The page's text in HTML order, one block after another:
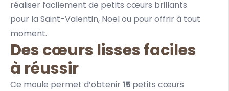
réaliser facilement de petits cœurs brillants
pour la Saint-Valentin, Noël ou pour offrir à tout
moment.
Des cœurs lisses faciles
à réussir
Ce moule permet d’obtenir15 petits cœurs